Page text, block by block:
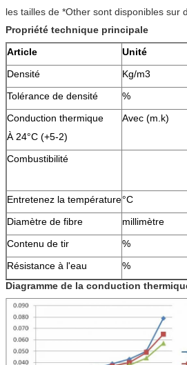
les tailles de *Other sont disponibles sur
Propriété technique principale
Article
Unité
Densité
Kg/m3
Tolérance de densité
%
Conduction thermique
À 24°C (+5-2)
Avec (m.k)
Combustibilité
Entretenez la température°C
Diamètre de fibre
millimètre
Contenu de tir
%
Résistance à l'eau %
Diagramme de la conduction